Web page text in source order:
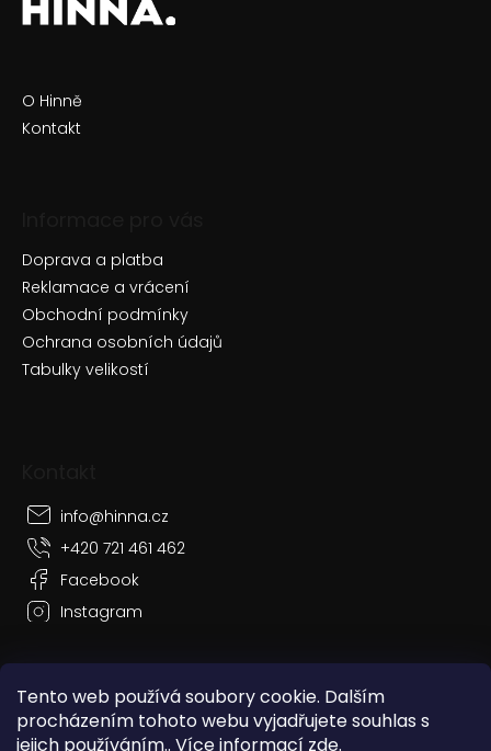
Tento web používá soubory cookie. Dalším
procházením tohoto webu vyjadřujete souhlas s
jejich používáním.. Více informací zde.
O Hinně
Kontakt
Doprava a platba
Reklamace a vrácení
Obchodní podmínky
Ochrana osobních údajů
Tabulky velikostí
info@hinna.cz
+420 721 461 462
Facebook
Instagram
Vytvořil Shoptet